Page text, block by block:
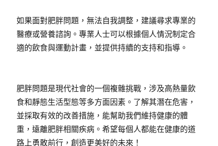
如果面對肥胖問題，無法自我調整，建議尋求專業的
醫療或營養諮詢。專業人士可以根據個人情況制定合
適的飲食與運動計畫，並提供持續的支持和指導。
肥胖問題是現代社會的一個複雜挑戰，涉及高熱量飲
食和靜態生活型態等多方面因素。了解其潛在危害，
並採取有效的改善措施，能幫助我們維持健康的體
重，遠離肥胖相關疾病。希望每個人都能在健康的道
路上勇敢前行，創造更美好的未來！